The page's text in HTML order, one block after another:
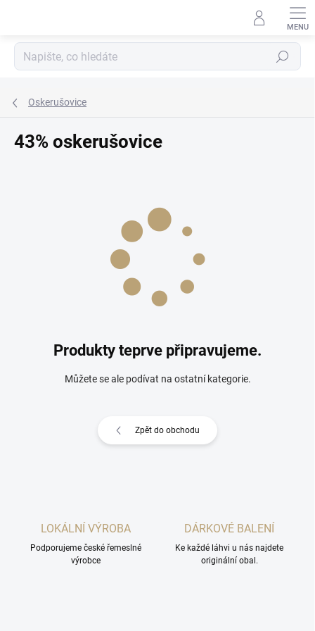
Hledat
Oskerušovice
43% oskerušovice
Produkty teprve připravujeme.
Můžete se ale podívat na ostatní kategorie.
Zpět do obchodu
LOKÁLNÍ VÝROBA
Podporujeme české řemeslné
výrobce
DÁRKOVÉ BALENÍ
Ke každé láhvi u nás najdete
originální obal.